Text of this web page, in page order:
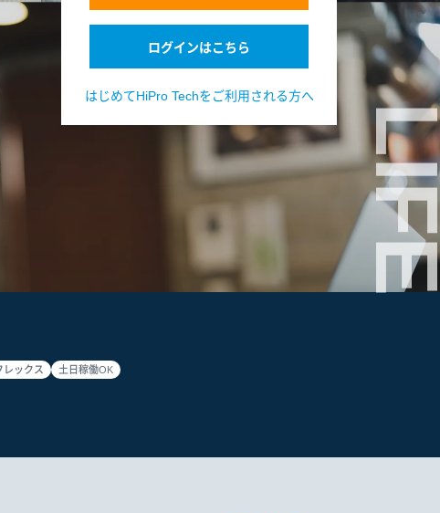
ログインはこちら
はじめてHiPro Techをご利用される方へ
レックス 土日稼働OK